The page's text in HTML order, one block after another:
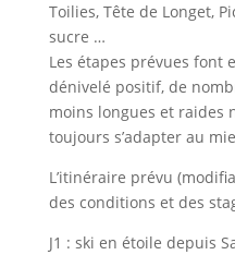
Toilies, Tête de Longet,
sucre …
Les étapes prévues font
dénivelé positif, de
moins longues et raides
toujours s’adapter au
L’itinéraire prévu
des conditions et des
J1 : ski en étoile depuis